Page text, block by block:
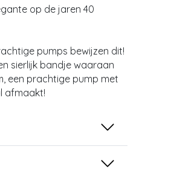
op de jaren 40
pumps bewijzen dit!
sierlijk bandje waaraan
een prachtige pump met
afmaakt!